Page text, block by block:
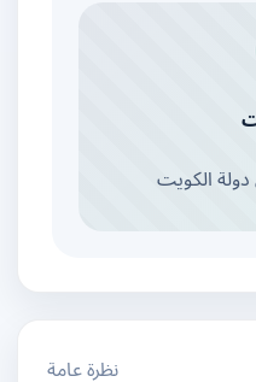
نظرة عامة